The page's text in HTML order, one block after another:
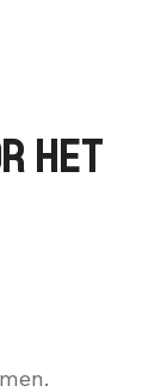
HET